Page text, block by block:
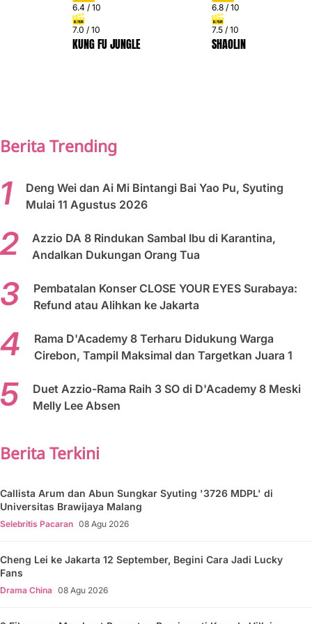
6.4 / 10
7.0 / 10
KUNG FU JUNGLE
6.8 / 10
7.5 / 10
SHAOLIN
Berita Trending
Deng Wei dan Ai Mi Bintangi Bai Yao Pu, Syuting
Mulai 11 Agustus 2026
Azzio DA 8 Rindukan Sambal Ibu di Karantina,
Andalkan Dukungan Orang Tua
Pembatalan Konser CLOSE YOUR EYES Surabaya:
Refund atau Alihkan ke Jakarta
Rama D'Academy 8 Terharu Didukung Warga
Cirebon, Tampil Maksimal dan Targetkan Juara 1
Duet Azzio-Rama Raih 3 SO di D'Academy 8 Meski
Melly Lee Absen
Berita Terkini
Callista Arum dan Abun Sungkar Syuting '3726 MDPL' di
Universitas Brawijaya Malang
Selebritis Pacaran 08 Agu 2026
Cheng Lei ke Jakarta 12 September, Begini Cara Jadi Lucky
Fans
Drama China 08 Agu 2026